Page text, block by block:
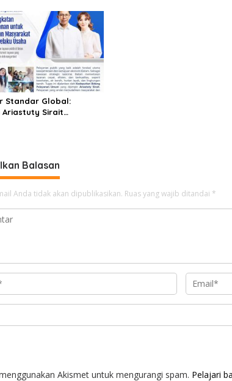
Standar Global:
Sirait
Balasan
Anda tidak akan dipublikasikan. Ruas yang wajib ditandai *
Akismet untuk mengurangi spam. Pelajari